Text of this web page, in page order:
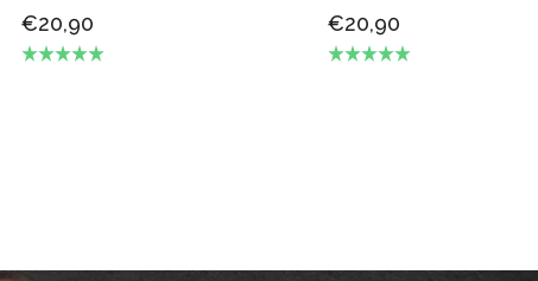
€20,90
€20,90